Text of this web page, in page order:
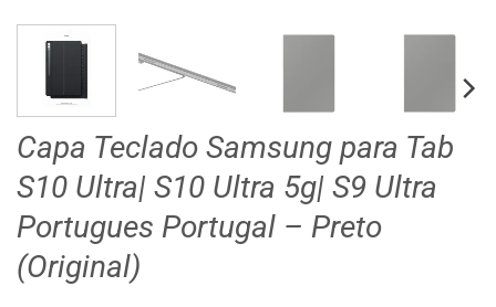
Capa Teclado Samsung para Tab
S10 Ultra| S10 Ultra 5g| S9 Ultra
Portugues Portugal – Preto
(Original)